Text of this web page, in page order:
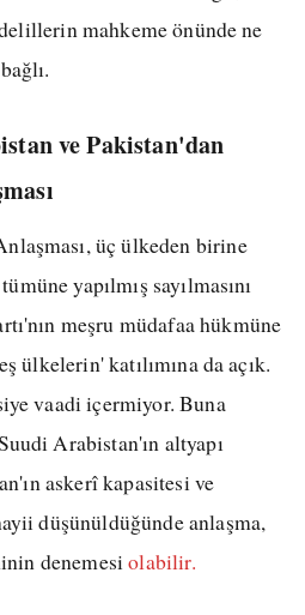
delillerin mahkeme önünde ne
ve Pakistan'dan
üç ülkeden birine
yapılmış sayılmasını
meşru müdafaa hükmüne
ülkelerin' katılımına da açık.
vaadi içermiyor. Buna
Arabistan'ın altyapı
askerî kapasitesi ve
düşünüldüğünde anlaşma,
denemesiolabilir.